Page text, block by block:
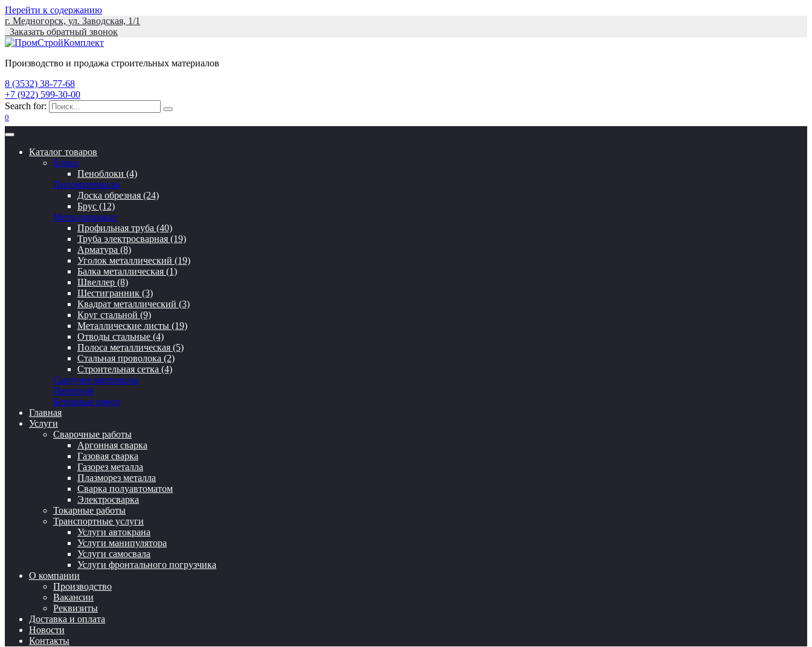
Перейти к содержанию
г. Медногорск, ул. Заводская, 1/1
Заказать обратный звонок
Производство и продажа строительных материалов
8 (3532) 38-77-68
+7 (922) 599-30-00
Search for:
0
Каталог товаров
Блоки
Пеноблоки (4)
Пиломатериалы
Доска обрезная (24)
Брус (12)
Металлопрокат
Профильная труба (40)
Труба электросварная (19)
Арматура (8)
Уголок металлический (19)
Балка металлическая (1)
Швеллер (8)
Шестигранник (3)
Квадрат металлический (3)
Круг стальной (9)
Металлические листы (19)
Отводы стальные (4)
Полоса металлическая (5)
Стальная проволока (2)
Строительная сетка (4)
Сыпучие материалы
Перегной
Бетонные смеси
Главная
Услуги
Сварочные работы
Аргонная сварка
Газовая сварка
Газорез металла
Плазморез металла
Сварка полуавтоматом
Электросварка
Токарные работы
Транспортные услуги
Услуги автокрана
Услуги манипулятора
Услуги самосвала
Услуги фронтального погрузчика
О компании
Производство
Вакансии
Реквизиты
Доставка и оплата
Новости
Контакты